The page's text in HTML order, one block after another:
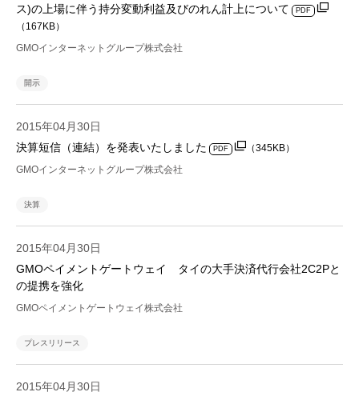
ス)の上場に伴う持分変動利益及びのれん計上について
PDF
（167KB）
GMOインターネットグループ株式会社
開示
2015年04月30日
決算短信（連結）を発表いたしました
PDF
（345KB）
GMOインターネットグループ株式会社
決算
2015年04月30日
GMOペイメントゲートウェイ タイの大手決済代行会社2C2Pと
の提携を強化
GMOペイメントゲートウェイ株式会社
プレスリリース
2015年04月30日